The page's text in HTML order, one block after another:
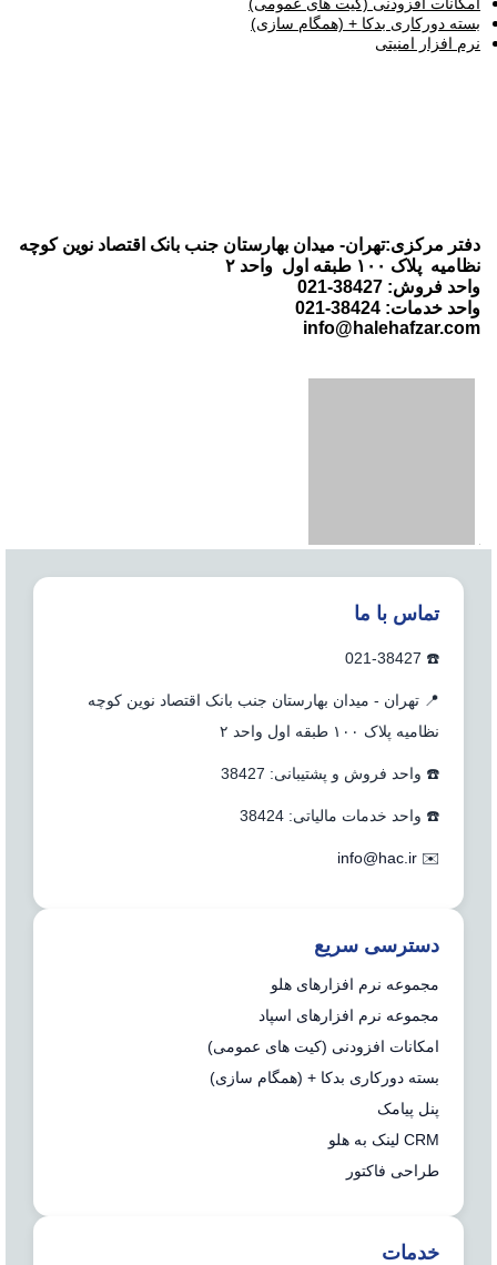
بسته دورکاری بدکا + (همگام سازی)
نرم افزار امنیتی
دفتر مرکزی:تهران- میدان بهارستان جنب بانک اقتصاد نوین کوچه
نظامیه پلاک ۱۰۰ طبقه اول واحد ۲
واحد فروش: 38427-021
واحد خدمات: 38424-021
info@halehafzar.com
تماس با ما
☎️ 021-38427
📍 تهران - میدان بهارستان جنب بانک اقتصاد نوین کوچه
نظامیه پلاک ۱۰۰ طبقه اول واحد ۲
☎️ واحد فروش و پشتیبانی: 38427
☎️ واحد خدمات مالیاتی: 38424
✉️
info@hac.ir
دسترسی سریع
مجموعه نرم افزارهای هلو
مجموعه نرم افزارهای اسپاد
امکانات افزودنی (کیت های عمومی)
بسته دورکاری بدکا + (همگام سازی)
پنل پیامک
CRM لینک به هلو
طراحی فاکتور
خدمات